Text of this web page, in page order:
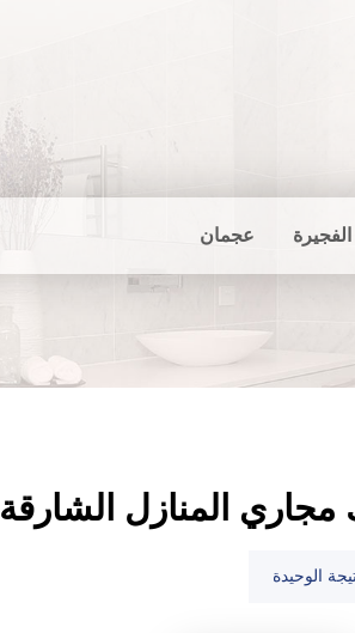
الفجيرة عجمان
مجاري المنازل الشارقة
الوحيدة